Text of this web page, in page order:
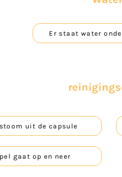
Er staat water
uit de capsule
gaat op en neer